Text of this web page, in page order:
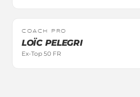
COACH PRO
LOÏC PELEGRI
Ex-Top 50 FR